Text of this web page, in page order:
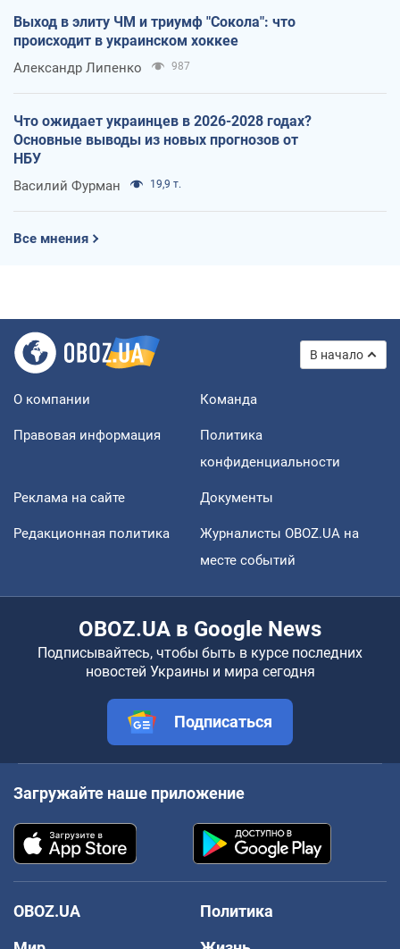
Выход в элиту ЧМ и триумф "Сокола": что
происходит в украинском хоккее
Александр Липенко 987
Что ожидает украинцев в 2026-2028 годах?
Основные выводы из новых прогнозов от
НБУ
Василий Фурман 19,9 т.
Все мнения
В начало
О компании Команда
Правовая информация
Политика
конфиденциальности
Реклама на сайте Документы
Редакционная политика
Журналисты OBOZ.UA на
месте событий
OBOZ.UA в Google News
Подписывайтесь, чтобы быть в курсе последних
новостей Украины и мира сегодня
Подписаться
Загружайте наше приложение
OBOZ.UA
Политика